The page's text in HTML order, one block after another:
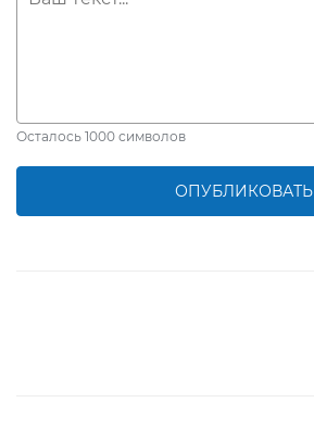
Осталось 1000 символов
ОПУБЛИКОВАТЬ